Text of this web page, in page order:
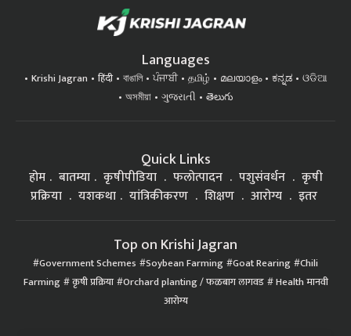
Languages
Krishi Jagran हिंदी বাঙালি ਪੰਜਾਬੀ தமிழ் മലയാളം ಕನ್ನಡ
ଓଡିଆ
অসমীয়া
ગુજરાતી తెలుగు
Quick Links
होम बातम्या कृषीपीडिया फलोत्पादन पशुसंवर्धन
कृषी
प्रक्रिया
यशकथा यांत्रिकीकरण शिक्षण आरोग्य इतर
Top on Krishi Jagran
Government Schemes Soybean Farming Goat Rearing Chili
Farming कृषी प्रक्रिया Orchard planting / फळबाग लागवड Health मानवी
आरोग्य